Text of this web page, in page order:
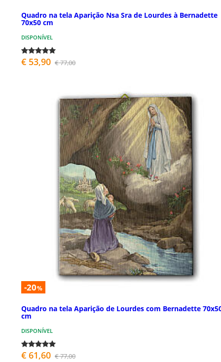
Quadro na tela Aparição Nsa Sra de Lourdes à Bernadette
70x50 cm
DISPONÍVEL
€ 53,90 € 77,00
-20%
Quadro na tela Aparição de Lourdes com Bernadette
cm
DISPONÍVEL
€ 61,60 € 77,00